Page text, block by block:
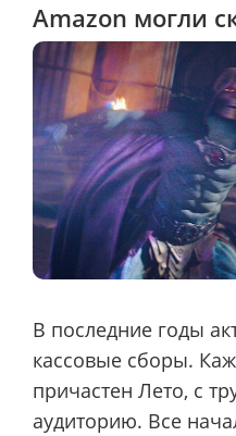
Amazon могли
В последние годы
кассовые сборы.
причастен Лето, с
аудиторию. Все